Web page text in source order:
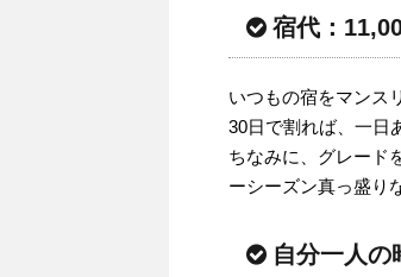
宿代：
いつもの宿をマンス
30日で割れば、一日
ちなみに、グレード
ーシーズン真っ盛り
自分一人の